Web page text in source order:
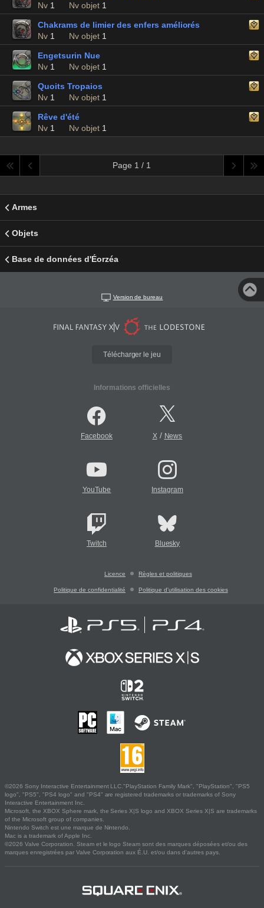
Nv 1 Nv objet 1
Chakrams de limier des enfers améliorés
Nv 1 Nv objet 1
Engetsurin Nue
Nv 1 Nv objet 1
Quoits Tropaios
Nv 1 Nv objet 1
Rêve d'été
Nv 1 Nv objet 1
Page 1 / 1
Armes
Objets
Base de données d'Éorzéa
Version de bureau
Télécharger le jeu
Informations officielles
Facebook X/ News
YouTube Instagram
Twitch Bluesky
Licence Règles et politiques
Politique de confidentialité Politique d'utilisation des cookies
©2026 Sony Interactive Entertainment LLC."PlayStation Family Mark", "PlayStation", "PS5
logo", "PS5", "PS4 logo" and "PS4" are registered trademarks or trademarks of Sony
Interactive Entertainment Inc.
Microsoft, the XBOX Sphere mark, the Series X|S logo and XBOX Series X|S are trademarks
of the Microsoft group of companies.
Nintendo Switch est une marque de Nintendo.
Mac is a trademark of Apple Inc.
©2026 Valve Corporation. Steam et le logo Steam sont des marques déposées et/ou des
marques enregistrées par Valve Corporation aux É.U. et/ou dans d'autres pays.